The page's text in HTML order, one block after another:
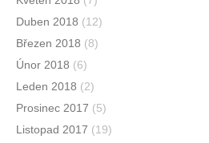
Duben 2018 (12)
Březen 2018 (8)
Únor 2018 (6)
Leden 2018 (2)
Prosinec 2017 (5)
Listopad 2017 (19)